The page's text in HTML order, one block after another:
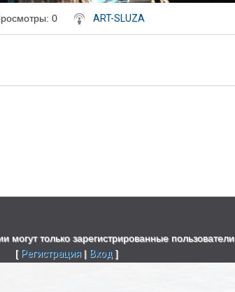
: 0 ART-SLUZA
могут только зарегистрированные пользователи.
[ Регистрация | Вход ]